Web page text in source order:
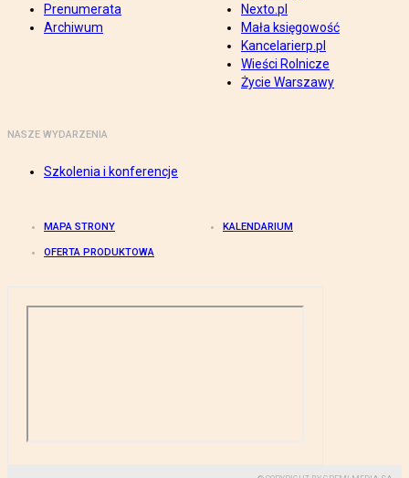
Prenumerata
Archiwum
Nexto.pl
Mała księgowość
Kancelarierp.pl
Wieści Rolnicze
Życie Warszawy
NASZE WYDARZENIA
Szkolenia i konferencje
MAPA STRONY KALENDARIUM
OFERTA PRODUKTOWA